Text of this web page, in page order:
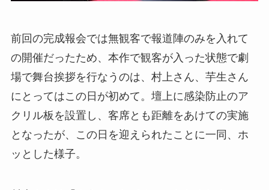
前回の完成報会では無観客で報道陣のみを入れて
の開催だったため、本作で観客が入った状態で劇
場で舞台挨拶を行なうのは、村上さん、芋生さん
にとってはこの日が初めて。壇上に感染防止のア
クリル板を設置し、客席とも距離をあけての実施
となったが、この日を迎えられたことに一同、ホ
ッとした様子。